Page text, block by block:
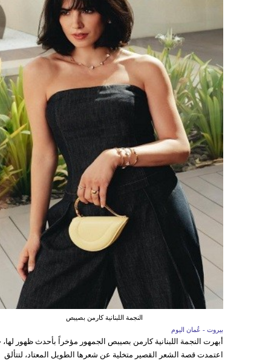
النجمة اللبنانية كارمن بصيبص
بيروت - عُمان اليوم
أبهرت النجمة اللبنانية كارمن بصيبص الجمهور مؤخراً بأحدث ظهور
اعتمدت قصة الشعر القصير متخلية عن شعرها الطويل المعتاد، لتتألق